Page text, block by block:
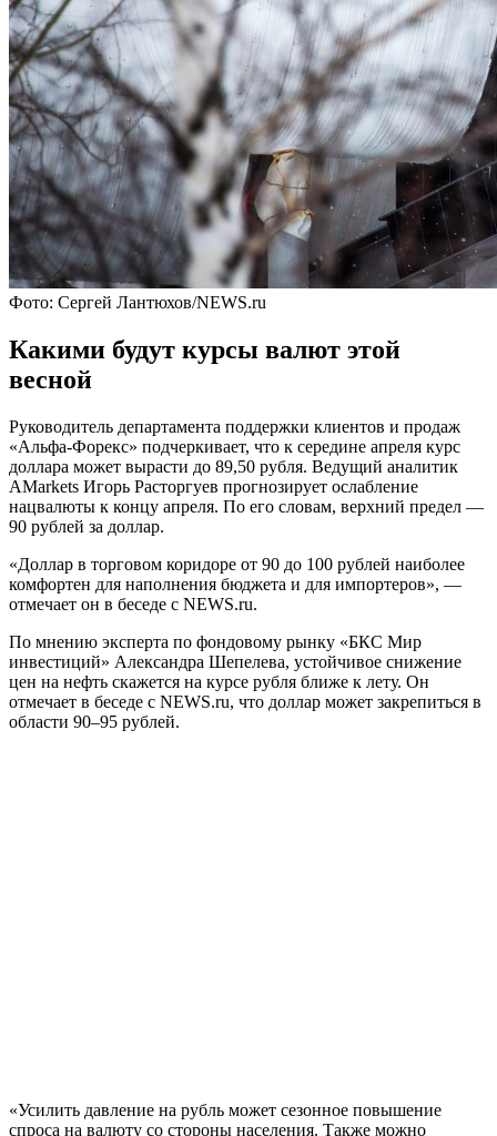
Фото: Сергей Лантюхов/NEWS.ru
Какими будут курсы валют этой
весной
Руководитель департамента поддержки клиентов и продаж
«Альфа-Форекс» подчеркивает, что к середине апреля курс
доллара может вырасти до 89,50 рубля. Ведущий аналитик
AMarkets Игорь Расторгуев прогнозирует ослабление
нацвалюты к концу апреля. По его словам, верхний предел —
90 рублей за доллар.
«Доллар в торговом коридоре от 90 до 100 рублей наиболее
комфортен для наполнения бюджета и для импортеров», —
отмечает он в беседе с NEWS.ru.
По мнению эксперта по фондовому рынку «БКС Мир
инвестиций» Александра Шепелева, устойчивое снижение
цен на нефть скажется на курсе рубля ближе к лету. Он
отмечает в беседе с NEWS.ru, что доллар может закрепиться в
области 90–95 рублей.
«Усилить давление на рубль может сезонное повышение
спроса на валюту со стороны населения. Также можно